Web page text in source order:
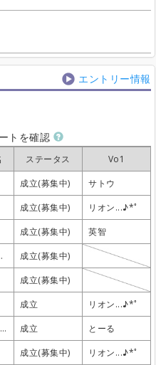
エントリー情報
トを確認
ステータス
Vo1
成立(募集中)
サトウ
成立(募集中)
リオン...♪*ﾟ
成立(募集中)
英智
成立(募集中)
成立(募集中)
成立
リオン...♪*ﾟ
JUN SKY WALKER(S) 成立
とーる
成立(募集中)
リオン...♪*ﾟ
ステータス
Vo1
成立(募集中)
サトウ
成立(募集中)
リオン...♪*ﾟ
成立(募集中)
英智
成立(募集中)
成立(募集中)
成立
リオン...♪*ﾟ
JUN SKY WALKER(S) 成立
とーる
成立(募集中)
リオン...♪*ﾟ
ステータス
Vo1
成立(募集中)
サトウ
成立(募集中)
リオン...♪*ﾟ
成立(募集中)
英智
成立(募集中)
成立(募集中)
成立
リオン...♪*ﾟ
JUN SKY WALKER(S) 成立
とーる
成立(募集中)
リオン...♪*ﾟ
ステータス
Vo1
成立(募集中)
サトウ
成立(募集中)
リオン...♪*ﾟ
成立(募集中)
英智
成立(募集中)
成立(募集中)
成立
リオン...♪*ﾟ
JUN SKY WALKER(S) 成立
とーる
成立(募集中)
リオン...♪*ﾟ